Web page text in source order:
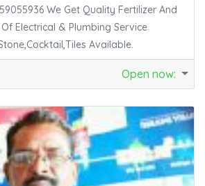
We Get Quality Fertilizer And
Electrical & Plumbing Service
Available.
Open now: